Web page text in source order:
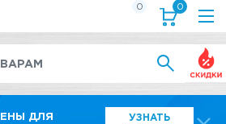
ДЛЯ
УЗНАТЬ
0 0